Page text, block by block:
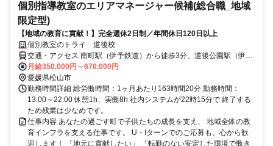
個別指導教室のエリアマネージャー候補(総合職_地域
限定型)
【地域の教育に貢献！】完全週休2日制／年間休日120日以上
個別教室のトライ 道後校
交通・アクセス 南町駅（伊予鉄道）から徒歩3分、道後公園駅（伊予
鉄道）から徒歩6分
月給350,000円～670,000円
愛媛県松山市
勤務時間詳細 総労働時間：1ヶ月あたり163時間20分 勤務時間：
13:00～22:00 休憩1h、実働8h 社内システムが22時15分で 終了する
ため残業は少なめです。
仕事内容 あなたの過ごす町で子供たちの成長を支え、 地域全体の教
育インフラを支える仕事です。 U・Iターンでのご応募も、心から歓
迎します！ 「地元に貢献したい」 「転勤のない安定した環境で働き